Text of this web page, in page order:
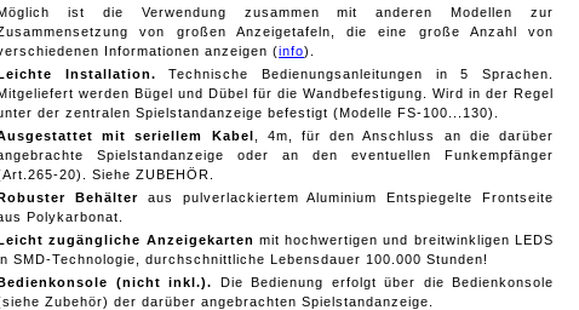
ist die Verwendung zusammen mit anderen Modellen zur
von großen Anzeigetafeln, die eine große Anzahl von
Informationen anzeigen (info).
Installation. Technische Bedienungsanleitungen in 5 Sprachen.
werden Bügel und Dübel für die Wandbefestigung. Wird in der Regel
der zentralen Spielstandanzeige befestigt (Modelle FS-100...130).
mit seriellem Kabel , 4m, für den Anschluss an die darüber
Spielstandanzeige oder an den eventuellen Funkempfänger
20). Siehe ZUBEHÖR.
Behälteraus pulverlackiertem Aluminium Entspiegelte Frontseite
Polykarbonat.
zugängliche Anzeigekarten mit hochwertigen und breitwinkligen LEDS
SMD-Technologie, durchschnittliche Lebensdauer 100.000 Stunden!
(nicht inkl.). Die Bedienung erfolgt über die Bedienkonsole
Zubehör) der darüber angebrachten Spielstandanzeige.